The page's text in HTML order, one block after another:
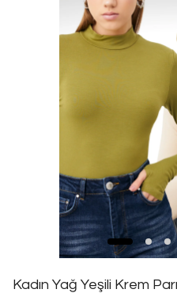
Kadın Yağ Yeşili Krem